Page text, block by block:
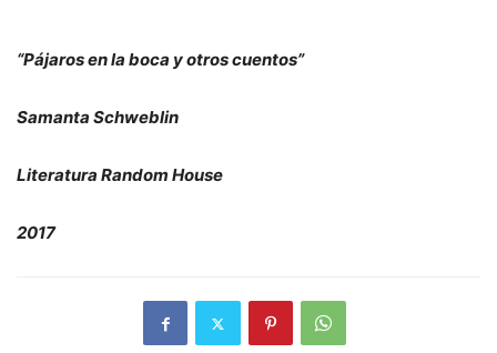
“Pájaros en la boca y otros cuentos”
Samanta Schweblin
Literatura Random House
2017